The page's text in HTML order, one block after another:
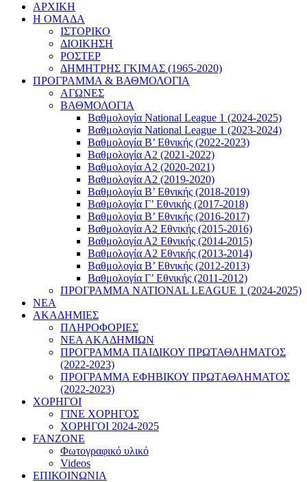
ΑΡΧΙΚΗ
Η ΟΜΑΔΑ
ΙΣΤΟΡΙΚΟ
ΔΙΟΙΚΗΣΗ
ΡΟΣΤΕΡ
ΔΗΜΗΤΡΗΣ ΓΚΙΜΑΣ (1965-2020)
ΠΡΟΓΡΑΜΜΑ & ΒΑΘΜΟΛΟΓΙΑ
ΑΓΩΝΕΣ
ΒΑΘΜΟΛΟΓΙΑ
Βαθμολογία National League 1 (2024-2025)
Βαθμολογία National League 1 (2023-2024)
Βαθμολογία Β’ Εθνικής (2022-2023)
Βαθμολογία Α2 (2021-2022)
Βαθμολογία Α2 (2020-2021)
Βαθμολογία Α2 (2019-2020)
Βαθμολογία B’ Εθνικής (2018-2019)
Βαθμολογία Γ’ Εθνικής (2017-2018)
Βαθμολογία Β’ Εθνικής (2016-2017)
Βαθμολογία Α2 Εθνικής (2015-2016)
Βαθμολογία Α2 Εθνικής (2014-2015)
Βαθμολογία Α2 Εθνικής (2013-2014)
Βαθμολογία Β’ Εθνικής (2012-2013)
Βαθμολογία Γ’ Εθνικής (2011-2012)
ΠΡΟΓΡΑΜΜΑ NATIONAL LEAGUE 1 (2024-2025)
ΝΕΑ
ΑΚΑΔΗΜΙΕΣ
ΠΛΗΡΟΦΟΡΙΕΣ
ΝΕΑ ΑΚΑΔΗΜΙΩΝ
ΠΡΟΓΡΑΜΜΑ ΠΑΙΔΙΚΟΥ ΠΡΩΤΑΘΛΗΜΑΤΟΣ
(2022-2023)
ΠΡΟΓΡΑΜΜΑ ΕΦΗΒΙΚΟΥ ΠΡΩΤΑΘΛΗΜΑΤΟΣ
(2022-2023)
ΧΟΡΗΓΟΙ
ΓΙΝΕ ΧΟΡΗΓΟΣ
ΧΟΡΗΓΟΙ 2024-2025
FANZONE
Φωτογραφικό υλικό
Videos
ΕΠΙΚΟΙΝΩΝΙΑ